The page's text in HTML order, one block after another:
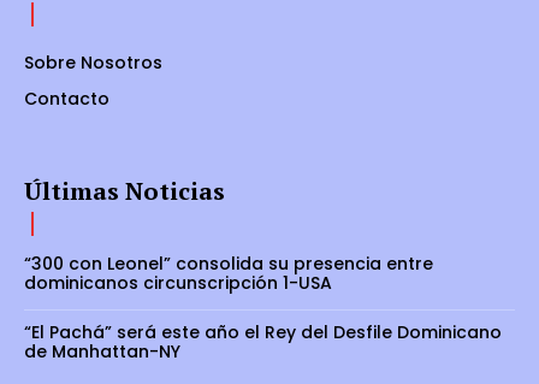
Sobre Nosotros
Contacto
Últimas Noticias
“300 con Leonel” consolida su presencia entre
dominicanos circunscripción 1-USA
“El Pachá” será este año el Rey del Desfile Dominicano
de Manhattan-NY